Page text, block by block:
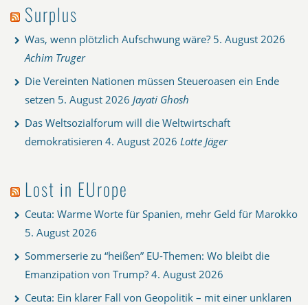
Surplus
Was, wenn plötzlich Aufschwung wäre? 5. August 2026
Achim Truger
Die Vereinten Nationen müssen Steueroasen ein Ende
setzen 5. August 2026 Jayati Ghosh
Das Weltsozialforum will die Weltwirtschaft
demokratisieren 4. August 2026 Lotte Jäger
Lost in EUrope
Ceuta: Warme Worte für Spanien, mehr Geld für Marokko
5. August 2026
Sommerserie zu “heißen” EU-Themen: Wo bleibt die
Emanzipation von Trump? 4. August 2026
Ceuta: Ein klarer Fall von Geopolitik – mit einer unklaren